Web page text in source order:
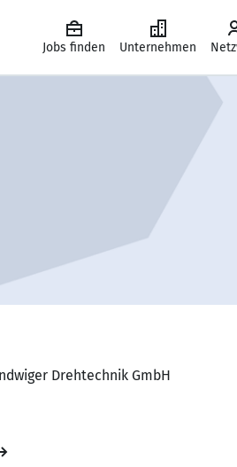
Jobs finden Unternehmen
Drehtechnik GmbH